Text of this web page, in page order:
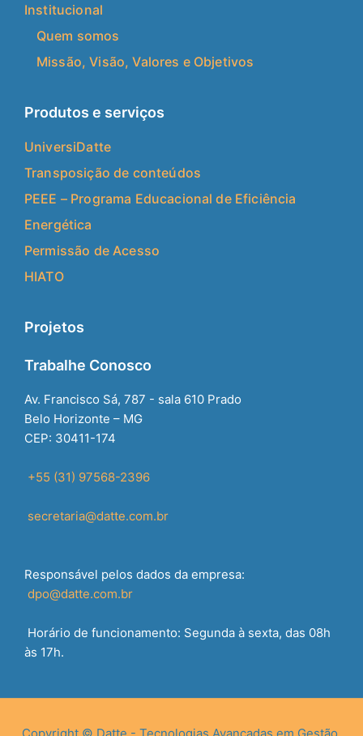
Institucional
Quem somos
Missão, Visão, Valores e Objetivos
Produtos e serviços
UniversiDatte
Transposição de conteúdos
PEEE – Programa Educacional de Eficiência
Energética
Permissão de Acesso
HIATO
Projetos
Trabalhe Conosco
Av. Francisco Sá, 787 - sala 610 Prado
Belo Horizonte – MG
CEP: 30411-174
+55 (31) 97568-2396
secretaria@datte.com.br
Responsável pelos dados da empresa:
dpo@datte.com.br
Horário de funcionamento: Segunda à sexta, das 08h
às 17h.
Copyright © Datte - Tecnologias Avançadas em Gestão.